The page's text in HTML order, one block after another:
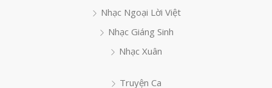
Nhạc Ngoại Lời Việt
Nhạc Giáng Sinh
Nhạc Xuân
Truyện Ca